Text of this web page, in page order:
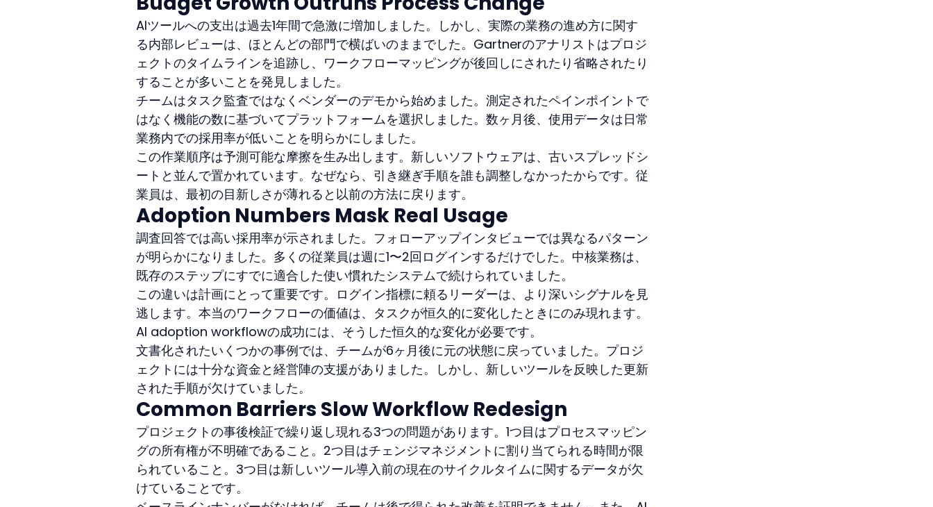
AIツールへの支出は過去1年間で急激に増加しました。しかし、実際の業務の進め方に関す
る内部レビューは、ほとんどの部門で横ばいのままでした。Gartnerのアナリストはプロジ
ェクトのタイムラインを追跡し、ワークフローマッピングが後回しにされたり省略されたり
することが多いことを発見しました。
チームはタスク監査ではなくベンダーのデモから始めました。測定されたペインポイントで
はなく機能の数に基づいてプラットフォームを選択しました。数ヶ月後、使用データは日常
業務内での採用率が低いことを明らかにしました。
この作業順序は予測可能な摩擦を生み出します。新しいソフトウェアは、古いスプレッドシ
ートと並んで置かれています。なぜなら、引き継ぎ手順を誰も調整しなかったからです。従
業員は、最初の目新しさが薄れると以前の方法に戻ります。
Adoption Numbers Mask Real Usage
調査回答では高い採用率が示されました。フォローアップインタビューでは異なるパターン
が明らかになりました。多くの従業員は週に1〜2回ログインするだけでした。中核業務は、
既存のステップにすでに適合した使い慣れたシステムで続けられていました。
この違いは計画にとって重要です。ログイン指標に頼るリーダーは、より深いシグナルを見
逃します。本当のワークフローの価値は、タスクが恒久的に変化したときにのみ現れます。
AI adoption workflowの成功には、そうした恒久的な変化が必要です。
文書化されたいくつかの事例では、チームが6ヶ月後に元の状態に戻っていました。プロジ
ェクトには十分な資金と経営陣の支援がありました。しかし、新しいツールを反映した更新
された手順が欠けていました。
Common Barriers Slow Workflow Redesign
プロジェクトの事後検証で繰り返し現れる3つの問題があります。1つ目はプロセスマッピン
グの所有権が不明確であること。2つ目はチェンジマネジメントに割り当てられる時間が限
られていること。3つ目は新しいツール導入前の現在のサイクルタイムに関するデータが欠
けていることです。